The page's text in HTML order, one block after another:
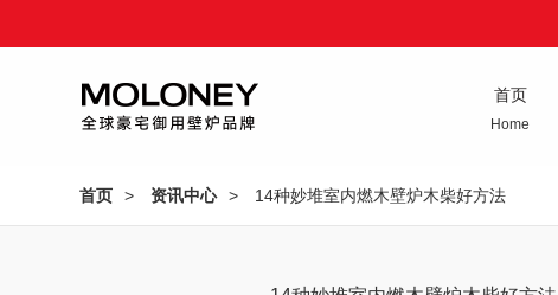
首页
Home
首页 > 资讯中心 > 14种妙堆室内燃木壁炉木柴好方法